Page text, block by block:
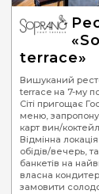
terrace»
Вишуканий
terrace на 7-му
Сіті пригощає
меню,
карт вин/
Відмінна
обідів/вечерь,
банкетів на
власна
замовити